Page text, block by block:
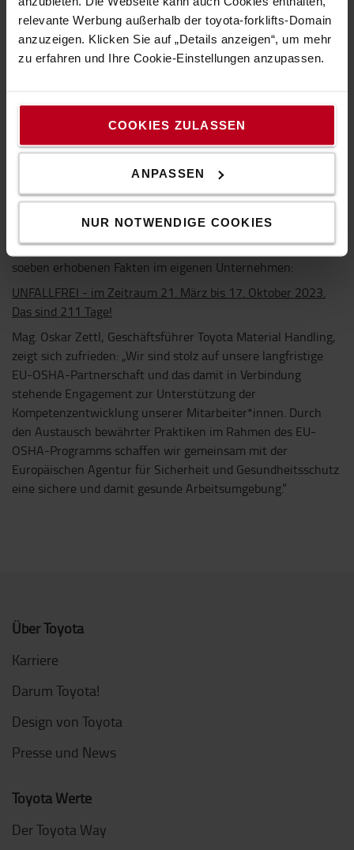
relevante Werbung außerhalb der toyota-forklifts-Domain
anzuzeigen. Klicken Sie auf „Details anzeigen“, um mehr
zu erfahren und Ihre Cookie-Einstellungen anzupassen.
COOKIES ZULASSEN
ANPASSEN
NUR NOTWENDIGE COOKIES
digitalen Arbeitsplatzes zu stellen und die digitale Kompetenz
der Arbeitnehmer durch kontinuierliche Schulungen zu
verbessern, denn nur so sind Mitarbeiter*innen in der Lage
den gesamten Leistungsumfang der Systeme auszuschöpfen.
Materialtransportschulungen schon lange bewusst und setzt
sich daher an zahlreichen Schulungseinrichtungen in ganz
Europa dafür ein, dass die Bedeutung und Schaffung sowie
Pflege einer Sicherheitskultur am Arbeitsplatz zum Wohle
der Mitarbeiter gefördert wird.
Österreichische Zahlenspiele zur Sicherheitskultur
Wie wichtig kontinuierliche Schulungsmaßnahmen sind,
dokumentiert Toyota Material Handling Austria anhand der
soeben erhobenen Fakten im eigenen Unternehmen:
UNFALLFREI - im Zeitraum 21. März bis 17. Oktober 2023.
Das sind 211 Tage!
Mag. Oskar Zettl, Geschäftsführer Toyota Material Handling,
zeigt sich zufrieden: „Wir sind stolz auf unsere langfristige
EU-OSHA-Partnerschaft und das damit in Verbindung
stehende Engagement zur Unterstützung der
Kompetenzentwicklung unserer Mitarbeiter*innen. Durch
den Austausch bewährter Praktiken im Rahmen des EU-
OSHA-Programms schaffen wir gemeinsam mit der
Europäischen Agentur für Sicherheit und Gesundheitsschutz
eine sichere und damit gesunde Arbeitsumgebung.“
Über Toyota
Karriere
Darum Toyota!
Design von Toyota
Presse und News
Toyota Werte
Der Toyota Way